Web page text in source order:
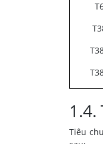
Tiêu